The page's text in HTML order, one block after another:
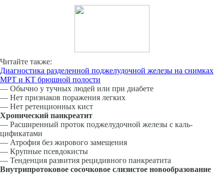
Читайте также:
Диагностика разделенной поджелудочной железы на снимках
МРТ и КТ брюшной полости
— Обычно у тучных людей или при диабете
— Нет признаков поражения легких
— Нет ретенционных кист
Хронический панкреатит
— Расширенный проток поджелудочной железы с каль-
цификатами
— Атрофия без жирового замещения
— Крупные псевдокисты
— Тенденция развития рецидивного панкреатита
Внутрипротоковое сосочковое слизистое новообразование